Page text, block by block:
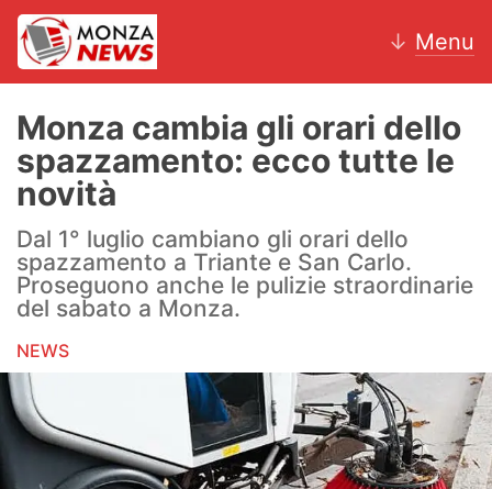
↓ Menu
News
AC Monza
Calcio
Volley
Hockey
Altri sport
Monza cambia gli orari dello
spazzamento: ecco tutte le
novità
Dal 1° luglio cambiano gli orari dello
spazzamento a Triante e San Carlo.
Proseguono anche le pulizie straordinarie
del sabato a Monza.
NEWS